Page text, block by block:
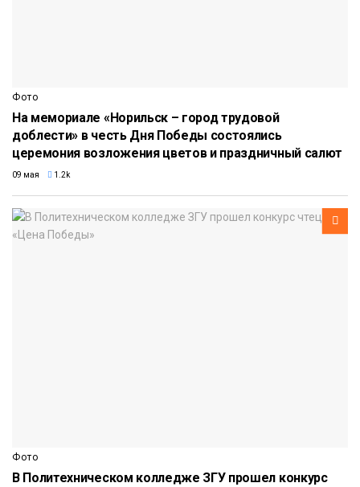
Фото
На мемориале «Норильск – город трудовой
доблести» в честь Дня Победы состоялись
церемония возложения цветов и праздничный салют
09 мая 1.2k
Фото
В Политехническом колледже ЗГУ прошел конкурс